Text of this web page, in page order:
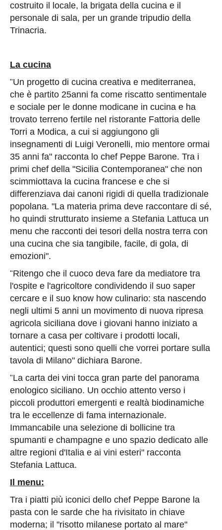
costruito il locale, la brigata della cucina e il
personale di sala, per un grande tripudio della
Trinacria.
La cucina
"Un progetto di cucina creativa e mediterranea,
che è partito 25anni fa come riscatto sentimentale
e sociale per le donne modicane in cucina e ha
trovato terreno fertile nel ristorante Fattoria delle
Torri a Modica, a cui si aggiungono gli
insegnamenti di Luigi Veronelli, mio mentore ormai
35 anni fa" racconta lo chef Peppe Barone. Tra i
primi chef della "Sicilia Contemporanea" che non
scimmiottava la cucina francese e che si
differenziava dai canoni rigidi di quella tradizionale
popolana. "La materia prima deve raccontare di sé,
ho quindi strutturato insieme a Stefania Lattuca un
menu che racconti dei tesori della nostra terra con
una cucina che sia tangibile, facile, di gola, di
emozioni".
"Ritengo che il cuoco deva fare da mediatore tra
l'ospite e l'agricoltore condividendo il suo saper
cercare e il suo know how culinario: sta nascendo
negli ultimi 5 anni un movimento di nuova ripresa
agricola siciliana dove i giovani hanno iniziato a
tornare a casa per coltivare i prodotti locali,
autentici; questi sono quelli che vorrei portare sulla
tavola di Milano" dichiara Barone.
"La carta dei vini tocca gran parte del panorama
enologico siciliano. Un occhio attento verso i
piccoli produttori emergenti e realtà biodinamiche
tra le eccellenze di fama internazionale.
Immancabile una selezione di bollicine tra
spumanti e champagne e uno spazio dedicato alle
altre regioni d'Italia e ai vini esteri" racconta
Stefania Lattuca.
Il menu:
Tra i piatti più iconici dello chef Peppe Barone la
pasta con le sarde che ha rivisitato in chiave
moderna; il "risotto milanese portato al mare"